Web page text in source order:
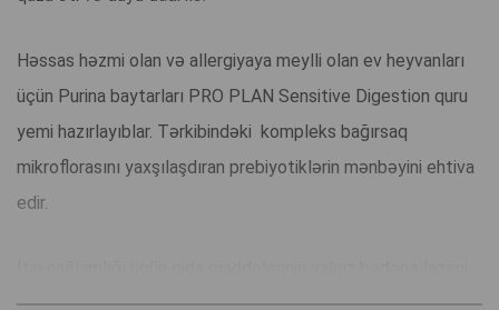
Həssas həzmi olan və allergiyaya meylli olan ev heyvanları
üçün Purina baytarları PRO PLAN Sensitive Digestion quru
yemi hazırlayıblar. Tərkibindəki kompleks bağırsaq
mikroflorasını yaxşılaşdıran prebiyotiklərin mənbəyini ehtiva
edir.
miqdarda verilməsi deyil, həm də onun tərəfindən yaxşı